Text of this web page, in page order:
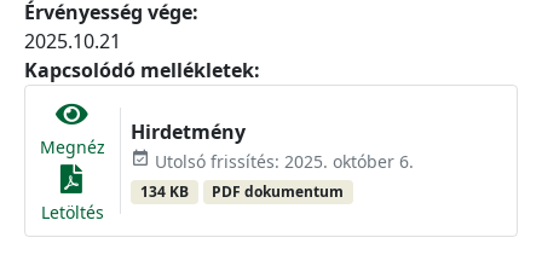
Érvényesség vége:
2025.10.21
Kapcsolódó mellékletek:
Megnéz
Letöltés
Hirdetmény
event_available Utolsó frissítés: 2025. október 6.
134 KB PDF dokumentum